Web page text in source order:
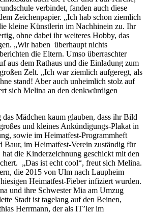
verbindet, fanden auch diese
Zeichenpapier. „Ich hab schon ziemlich
kleine Künstlerin im Nachhinein zu. Ihr
ohne dabei ihr weiteres Hobby, das
„Wir haben überhaupt nichts
die Eltern. Umso überraschter
aus dem Rathaus und die Einladung zum
Zelt. „Ich war ziemlich aufgeregt, als
stand! Aber auch unheimlich stolz auf
sich Melina an den denkwürdigen
das Mädchen kaum glauben, dass ihr Bild
und kleines Ankündigungs-Plakat in
sowie im Heimatfest-Programmheft
im Heimatfest-Verein zuständig für
die Kinderzeichnung geschickt mit den
„Das ist echt cool“, freut sich Melina.
die 2015 von Ulm nach Laupheim
Heimatfest-Fieber infiziert wurden.
und ihre Schwester Mia am Umzug
Stadt ist tagelang auf den Beinen,
Herrmann, der als IT’ler im